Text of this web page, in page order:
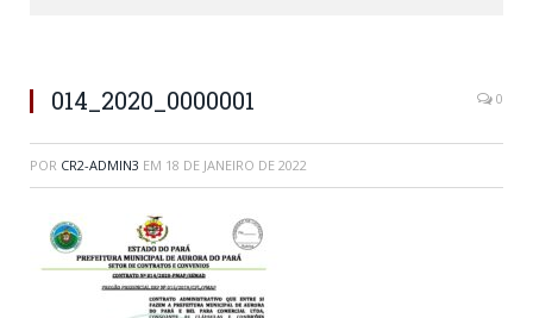
014_2020_0000001 0
POR CR2-ADMIN3 EM 18 DE JANEIRO DE 2022